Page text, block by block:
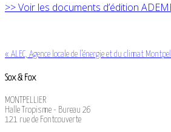
>> Voir les documents d’édition
« ALEC, Agence locale de l’énergie et du climat
Sox & Fox
MONTPELLIER
Halle Tropisme - Bureau 26
121 rue de Fontcouverte